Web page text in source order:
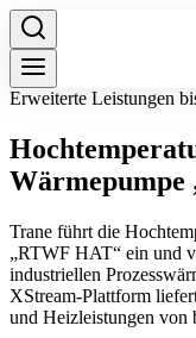
Erweiterte Leistungen
Wärmepumpe
Trane führt die
„RTWF HAT“ ein und
industriellen
XStream-Plattform
und Heizleistungen von